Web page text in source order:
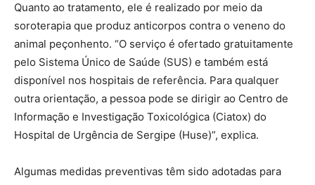
Quanto ao tratamento, ele é realizado por meio da
soroterapia que produz anticorpos contra o veneno do
animal peçonhento. “O serviço é ofertado gratuitamente
pelo Sistema Único de Saúde (SUS) e também está
disponível nos hospitais de referência. Para qualquer
outra orientação, a pessoa pode se dirigir ao Centro de
Informação e Investigação Toxicológica (Ciatox) do
Hospital de Urgência de Sergipe (Huse)”, explica.
Algumas medidas preventivas têm sido adotadas para